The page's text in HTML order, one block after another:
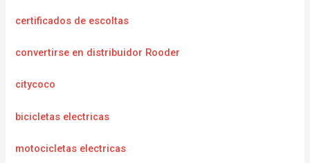
certificados de escoltas
convertirse en distribuidor Rooder
citycoco
bicicletas electricas
motocicletas electricas